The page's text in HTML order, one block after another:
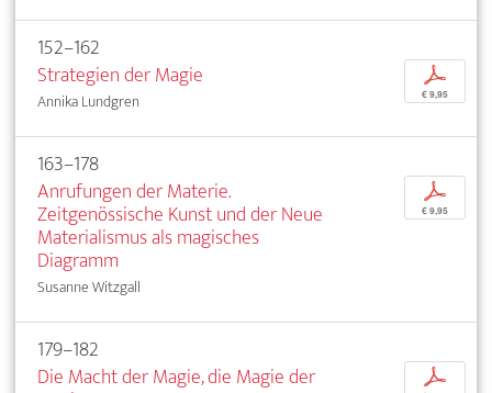
152–162
Strategien der Magie
Annika Lundgren
p
€ 9,95
163–178
Anrufungen der Materie.
Zeitgenössische Kunst und der Neue
Materialismus als magisches
Diagramm
Susanne Witzgall
p
€ 9,95
179–182
Die Macht der Magie, die Magie der
p